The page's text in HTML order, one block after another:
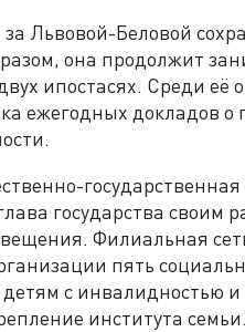
Львовой-Беловой
она продолжит
ипостасях. Среди
ежегодных докладов о
государства своим
Филиальная
пять
с инвалидностью
института семьи.